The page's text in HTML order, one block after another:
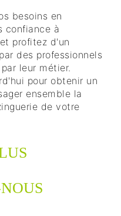
besoins en
confiance à
profitez d'un
des professionnels
leur métier.
pour obtenir un
ensemble la
de votre